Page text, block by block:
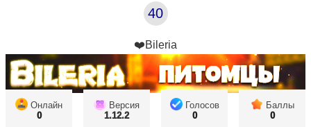
40
❤️Bileria
Онлайн
0
Версия
1.12.2
Голосов
0
Баллы
0